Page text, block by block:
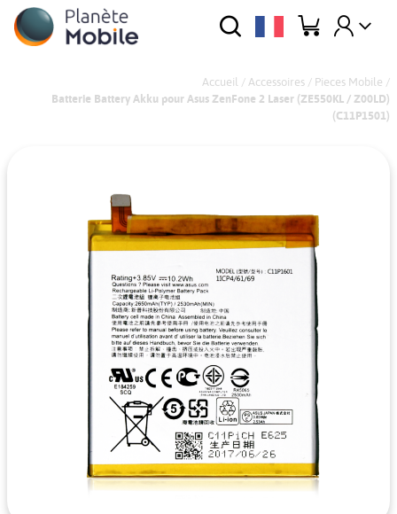
Accueil / Accessoires / Pieces Mobile /
Batterie Battery Akku pour Asus ZenFone 2 Laser (ZE550KL / Z00LD)
(C11P1501)